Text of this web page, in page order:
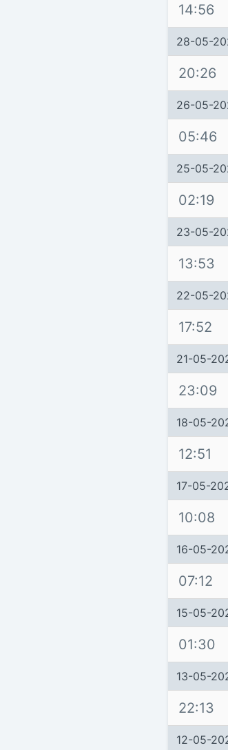
14:56
28-05-
20:26
26-05-
05:46
25-05-
02:19
23-05-
13:53
22-05-
17:52
21-05-
23:09
18-05-
12:51
17-05-
10:08
16-05-
07:12
15-05-
01:30
13-05-
22:13
12-05-